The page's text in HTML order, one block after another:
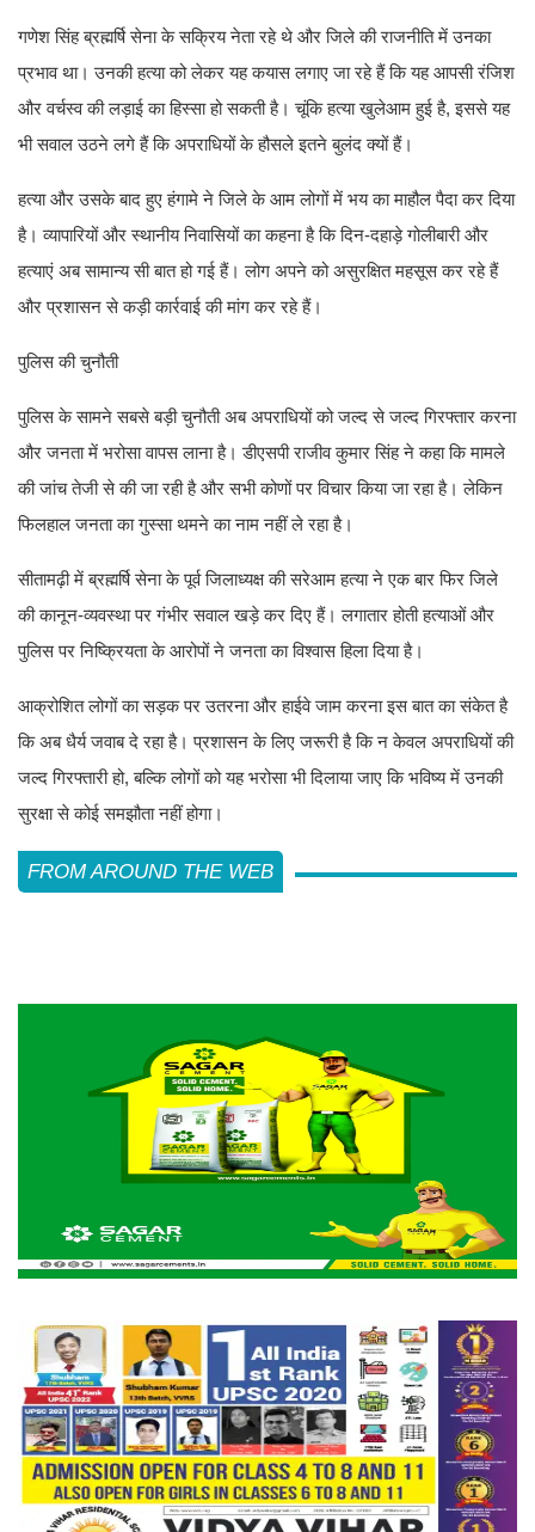
गणेश सिंह ब्रह्मर्षि सेना के सक्रिय नेता रहे थे और जिले की राजनीति में उनका
प्रभाव था। उनकी हत्या को लेकर यह कयास लगाए जा रहे हैं कि यह आपसी रंजिश
और वर्चस्व की लड़ाई का हिस्सा हो सकती है। चूंकि हत्या खुलेआम हुई है, इससे यह
भी सवाल उठने लगे हैं कि अपराधियों के हौसले इतने बुलंद क्यों हैं।
हत्या और उसके बाद हुए हंगामे ने जिले के आम लोगों में भय का माहौल पैदा कर दिया
है। व्यापारियों और स्थानीय निवासियों का कहना है कि दिन-दहाड़े गोलीबारी और
हत्याएं अब सामान्य सी बात हो गई हैं। लोग अपने को असुरक्षित महसूस कर रहे हैं
और प्रशासन से कड़ी कार्रवाई की मांग कर रहे हैं।
पुलिस की चुनौती
पुलिस के सामने सबसे बड़ी चुनौती अब अपराधियों को जल्द से जल्द गिरफ्तार करना
और जनता में भरोसा वापस लाना है। डीएसपी राजीव कुमार सिंह ने कहा कि मामले
की जांच तेजी से की जा रही है और सभी कोणों पर विचार किया जा रहा है। लेकिन
फिलहाल जनता का गुस्सा थमने का नाम नहीं ले रहा है।
सीतामढ़ी में ब्रह्मर्षि सेना के पूर्व जिलाध्यक्ष की सरेआम हत्या ने एक बार फिर जिले
की कानून-व्यवस्था पर गंभीर सवाल खड़े कर दिए हैं। लगातार होती हत्याओं और
पुलिस पर निष्क्रियता के आरोपों ने जनता का विश्वास हिला दिया है।
आक्रोशित लोगों का सड़क पर उतरना और हाईवे जाम करना इस बात का संकेत है
कि अब धैर्य जवाब दे रहा है। प्रशासन के लिए जरूरी है कि न केवल अपराधियों की
जल्द गिरफ्तारी हो, बल्कि लोगों को यह भरोसा भी दिलाया जाए कि भविष्य में उनकी
सुरक्षा से कोई समझौता नहीं होगा।
FROM AROUND THE WEB